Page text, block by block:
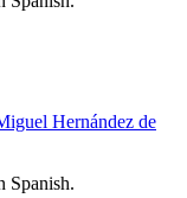
Hernández de
Spanish.